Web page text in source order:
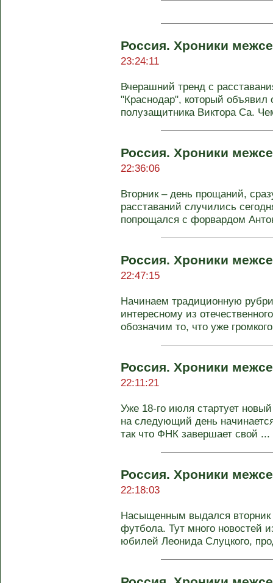
Россия. Хроники
23:24:11
Вчерашний тренд с
"Краснодар", который объявил
полузащитника Виктора Са.
Россия. Хроники
22:36:06
Вторник – день прощаний,
расставаний случились
попрощался с форвардом
Россия. Хроники
22:47:15
Начинаем традиционную
интересному из
обозначим то, что уже
Россия. Хроники
22:11:21
Уже 18-го июля стартует
на следующий день
так что ФНК завершает свой ...
Россия. Хроники
22:18:03
Насыщенным выдался вторник
футбола. Тут много новостей
юбилей Леонида Слуцкого,